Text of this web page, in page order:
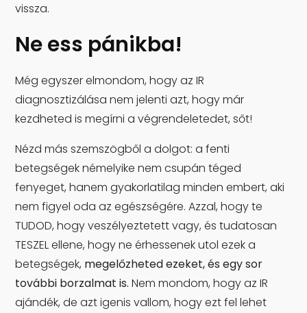
vissza.
Ne ess pánikba!
Még egyszer elmondom, hogy az IR
diagnosztizálása nem jelenti azt, hogy már
kezdheted is megírni a végrendeletedet, sőt!
Nézd más szemszögből a dolgot: a fenti
betegségek némelyike nem csupán téged
fenyeget, hanem gyakorlatilag minden embert, aki
nem figyel oda az egészségére. Azzal, hogy te
TUDOD, hogy veszélyeztetett vagy, és tudatosan
TESZEL ellene, hogy ne érhessenek utol ezek a
betegségek, megelőzheted ezeket, és egy sor
további borzalmat is. Nem mondom, hogy az IR
ajándék, de azt igenis vallom, hogy ezt fel lehet